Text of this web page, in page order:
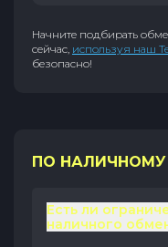
Начните подбирать
сейчас, используя наш
безопасно!
ПО
Есть ли
наличного